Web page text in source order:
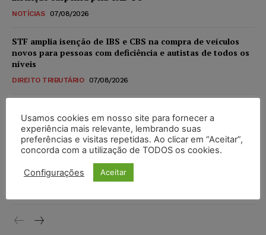
NOTÍCIAS 07/08/2026
STF amplia isenção de IBS e CBS na compra de veículos
novos para pessoas com deficiência e autistas de todos os
níveis
DIREITO TRIBUTÁRIO 07/08/2026
vendia canetas emagrecedoras no local de trabalho
NOTÍCIAS 07/08/2026
Justiça de SP decreta prisão de suspeito investigado na
morte de advogado
Usamos cookies em nosso site para fornecer a
experiência mais relevante, lembrando suas
preferências e visitas repetidas. Ao clicar em “Aceitar”,
concorda com a utilização de TODOS os cookies.
Configurações Aceitar